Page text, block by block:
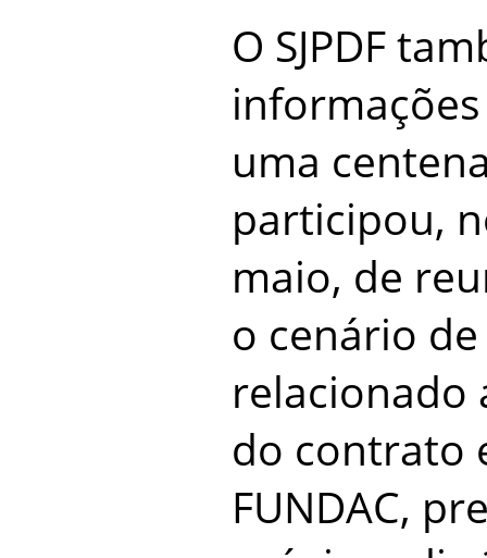
O SJPDF
uma
participou,
maio, de
o cenário
relacionado
do contrato
FUNDAC,